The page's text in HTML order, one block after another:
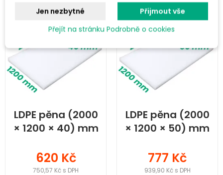
LDPE pěna (2000
× 1200 × 40) mm
620 Kč
750,57 Kč s DPH
LDPE pěna (2000
× 1200 × 50) mm
777 Kč
939,90 Kč s DPH
Jen nezbytné
Přijmout vše
Přejít na stránku Podrobně o cookies